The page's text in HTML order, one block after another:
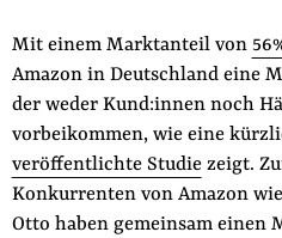
Geschenkspende
Bußgelder und Geldauflagen
Projektspende
Testamentsspende
Presse
Mit einem Marktanteil von
Amazon in Deutschland eine
der weder Kund:innen noch
vorbeikommen, wie eine
veröffentlichte Studiezeigt.
Konkurrenten von Amazon
Otto haben gemeinsam einen